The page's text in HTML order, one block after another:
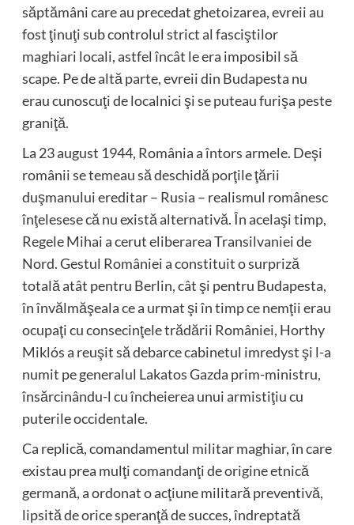
săptămâni care au precedat ghetoizarea, evreii au
fost ţinuţi sub controlul strict al fasciştilor
maghiari locali, astfel încât le era imposibil să
scape. Pe de altă parte, evreii din Budapesta nu
erau cunoscuţi de localnici şi se puteau furişa peste
graniţă.
La 23 august 1944, România a întors armele. Deşi
românii se temeau să deschidă porţile ţării
duşmanului ereditar – Rusia – realismul românesc
înţelesese că nu există alternativă. În acelaşi timp,
Regele Mihai a cerut eliberarea Transilvaniei de
Nord. Gestul României a constituit o surpriză
totală atât pentru Berlin, cât şi pentru Budapesta,
în învălmăşeala ce a urmat şi în timp ce nemţii erau
ocupaţi cu consecinţele trădării României, Horthy
Miklós a reuşit să debarce cabinetul imredyst şi l-a
numit pe generalul Lakatos Gazda prim-ministru,
însărcinându-l cu încheierea unui armistiţiu cu
puterile occidentale.
Ca replică, comandamentul militar maghiar, în care
existau prea mulţi comandanţi de origine etnică
germană, a ordonat o acţiune militară preventivă,
lipsită de orice speranţă de succes, îndreptată